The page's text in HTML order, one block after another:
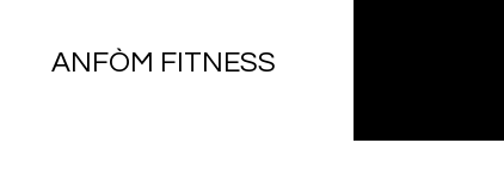
ANFÒM FITNESS